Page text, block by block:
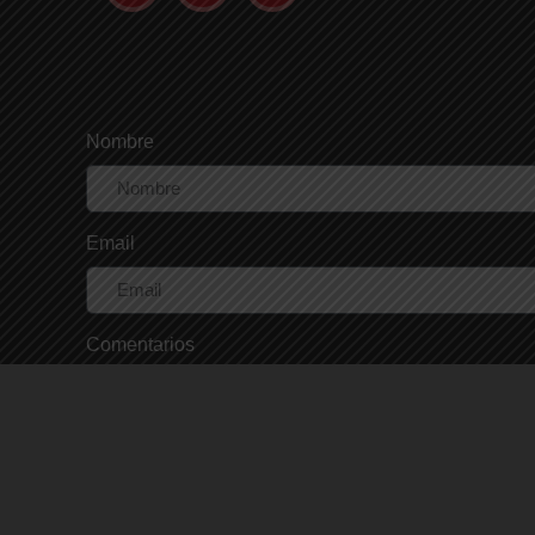
Nombre
Email
Comentarios